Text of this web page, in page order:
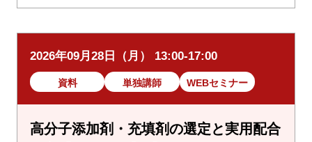
2026年09月28日（月） 13:00-17:00
資料 単独講師 WEBセミナー
高分子添加剤・充填剤の選定と実用配合